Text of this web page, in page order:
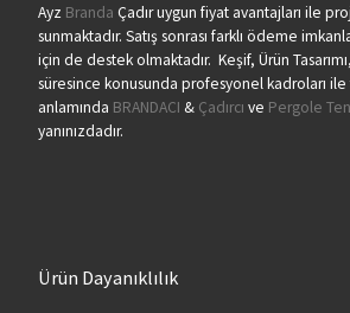
Ayz Branda Çadır uygun fiyat avantajları ile
sunmaktadır. Satış sonrası farklı ödeme
için de destek olmaktadır. Keşif, Ürün
süresince konusunda profesyonel kadroları
anlamında BRANDACI & Çadırcı ve Pergole
yanınızdadır.
Ürün Dayanıklılık